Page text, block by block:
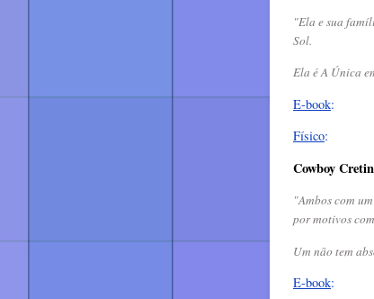
"Ela e sua
Sol.
Ela é A Única
E-book:
Físico:
Cowboy
"Ambos com
por motivos
Um não tem
E-book: